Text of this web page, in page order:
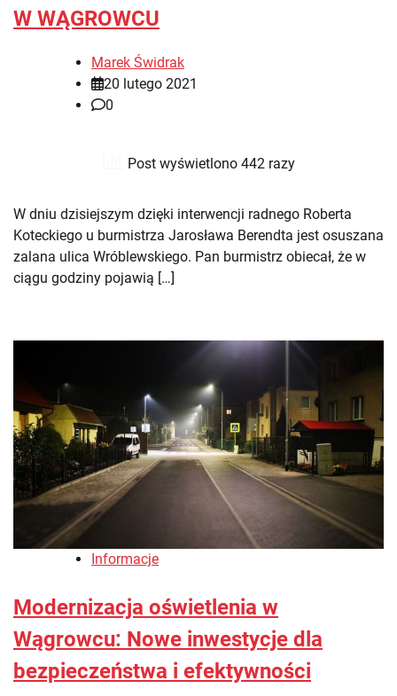
W WĄGROWCU
Marek Świdrak
20 lutego 2021
0
Post wyświetlono 442 razy
W dniu dzisiejszym dzięki interwencji radnego Roberta
Koteckiego u burmistrza Jarosława Berendta jest osuszana
zalana ulica Wróblewskiego. Pan burmistrz obiecał, że w
ciągu godziny pojawią […]
Informacje
Modernizacja oświetlenia w
Wągrowcu: Nowe inwestycje dla
bezpieczeństwa i efektywności